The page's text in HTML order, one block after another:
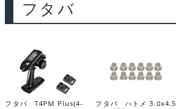
フタバ
フタバ T4PM Plus(4-
フタバ ハトメ 3.0x4.5